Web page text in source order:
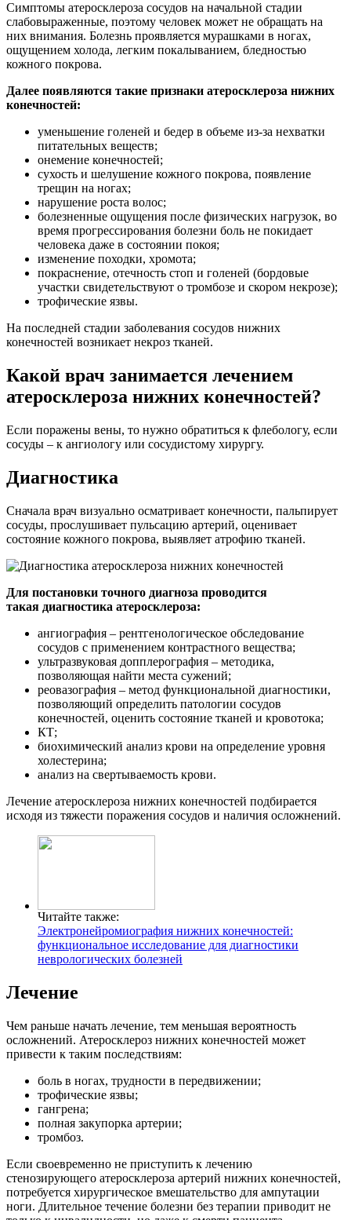
Симптомы атеросклероза сосудов на начальной стадии
слабовыраженные, поэтому человек может не обращать на
них внимания. Болезнь проявляется мурашками в ногах,
ощущением холода, легким покалыванием, бледностью
кожного покрова.
Далее появляются такие признаки атеросклероза нижних
конечностей:
уменьшение голеней и бедер в объеме из-за нехватки
питательных веществ;
онемение конечностей;
сухость и шелушение кожного покрова, появление
трещин на ногах;
нарушение роста волос;
болезненные ощущения после физических нагрузок, во
время прогрессирования болезни боль не покидает
человека даже в состоянии покоя;
изменение походки, хромота;
покраснение, отечность стоп и голеней (бордовые
участки свидетельствуют о тромбозе и скором некрозе);
трофические язвы.
На последней стадии заболевания сосудов нижних
конечностей возникает некроз тканей.
Какой врач занимается лечением
атеросклероза нижних конечностей?
Если поражены вены, то нужно обратиться к флебологу, если
сосуды – к ангиологу или сосудистому хирургу.
Диагностика
Сначала врач визуально осматривает конечности, пальпирует
сосуды, прослушивает пульсацию артерий, оценивает
состояние кожного покрова, выявляет атрофию тканей.
Для постановки точного диагноза проводится
такая диагностика атеросклероза:
ангиография – рентгенологическое обследование
сосудов с применением контрастного вещества;
ультразвуковая допплерография – методика,
позволяющая найти места сужений;
реовазография – метод функциональной диагностики,
позволяющий определить патологии сосудов
конечностей, оценить состояние тканей и кровотока;
КТ;
биохимический анализ крови на определение уровня
холестерина;
анализ на свертываемость крови.
Лечение атеросклероза нижних конечностей подбирается
исходя из тяжести поражения сосудов и наличия осложнений.
Читайте также:
Электронейромиография нижних конечностей:
функциональное исследование для диагностики
неврологических болезней
Лечение
Чем раньше начать лечение, тем меньшая вероятность
осложнений. Атеросклероз нижних конечностей может
привести к таким последствиям:
боль в ногах, трудности в передвижении;
трофические язвы;
гангрена;
полная закупорка артерии;
тромбоз.
Если своевременно не приступить к лечению
стенозирующего атеросклероза артерий нижних конечностей,
потребуется хирургическое вмешательство для ампутации
ноги. Длительное течение болезни без терапии приводит не